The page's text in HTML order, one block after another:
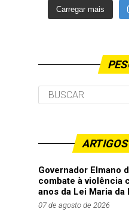
Carregar mais
Governador Elmano
combate à violência
anos da Lei Maria da
07 de agosto de 2026